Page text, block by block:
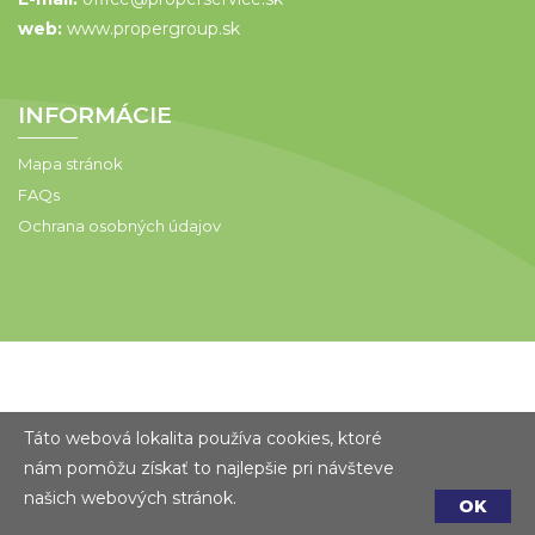
Táto webová lokalita používa cookies, ktoré
nám pomôžu získať to najlepšie pri návšteve
našich webových stránok.
OK
web: www.propergroup.sk
INFORMÁCIE
Mapa stránok
FAQs
Ochrana osobných údajov